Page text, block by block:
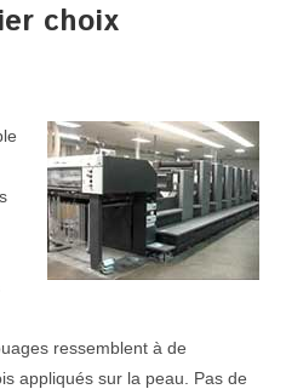
choix
ressemblent à de
appliqués sur la peau. Pas de